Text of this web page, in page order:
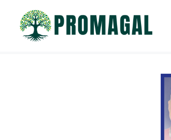
contenido